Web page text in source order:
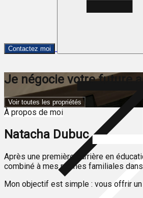
Contactez moi
Je négocie votre future
Voir toutes les propriétés
À propos de moi
Natacha Dubuc
Après une première carrière en
combiné à mes racines familiales
Mon objectif est simple : vous offrir